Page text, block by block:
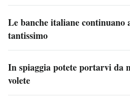
Le banche italiane continuano
tantissimo
In spiaggia potete portarvi da
volete